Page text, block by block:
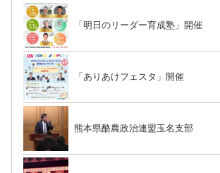
「明日のリーダー育成塾」開催
「ありあけフェスタ」開催
熊本県酪農政治連盟玉名支部